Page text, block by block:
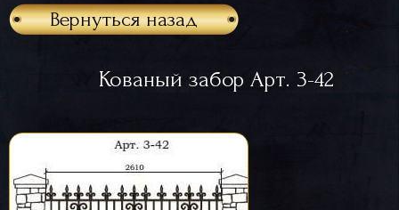
Вернуться назад
Кованый забор Арт. 3-42